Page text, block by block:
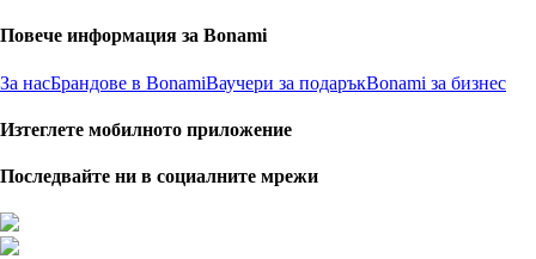
Повече информация за Bonami
За насБрандове в BonamiВаучери за подаръкBonami за бизнес
Изтеглете мобилното приложение
Последвайте ни в социалните мрежи